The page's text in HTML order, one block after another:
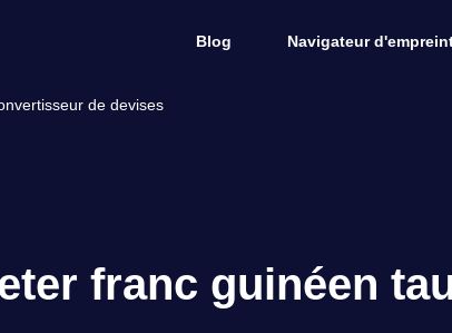
Blog Navigateur
de devises
franc guinéen